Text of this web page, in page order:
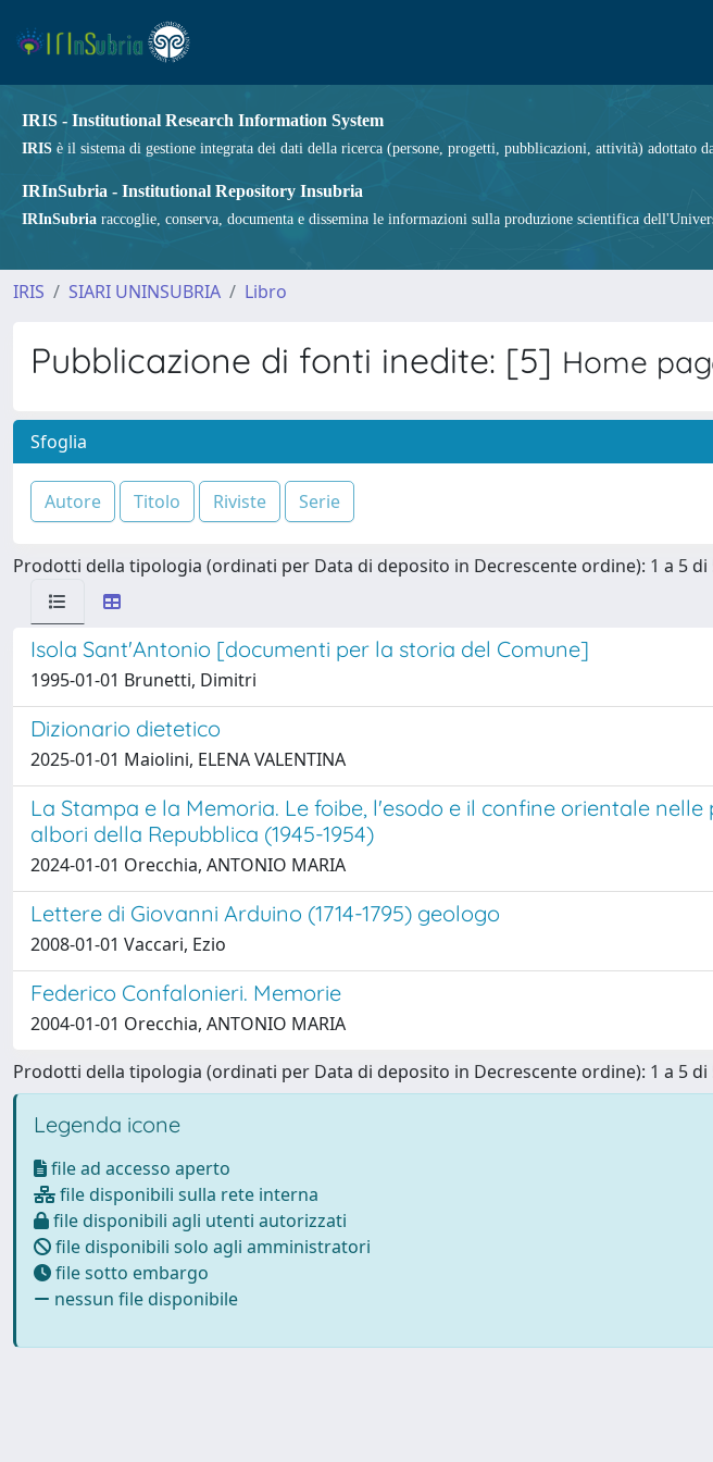
IRIS - Institutional Research Information System
IRIS è il sistema di gestione integrata dei dati della ricerca (persone, progetti, pubblicazioni, attività) adottato
IRInSubria - Institutional Repository Insubria
IRInSubria raccoglie, conserva, documenta e dissemina le informazioni sulla produzione scientifica
IRIS SIARI UNINSUBRIA Libro
Pubblicazione di fonti inedite: [5] Home
Sfoglia
Prodotti della tipologia (ordinati per Data di deposito in Decrescente ordine): 1 a 5 di
Isola Sant'Antonio [documenti per la storia del Comune]
1995-01-01 Brunetti, Dimitri
Dizionario dietetico
2025-01-01 Maiolini, ELENA VALENTINA
La Stampa e la Memoria. Le foibe, l'esodo e il confine orientale
albori della Repubblica (1945-1954)
2024-01-01 Orecchia, ANTONIO MARIA
Lettere di Giovanni Arduino (1714-1795) geologo
2008-01-01 Vaccari, Ezio
Federico Confalonieri. Memorie
2004-01-01 Orecchia, ANTONIO MARIA
Prodotti della tipologia (ordinati per Data di deposito in Decrescente ordine): 1 a 5 di
Legenda icone
file ad accesso aperto
file disponibili sulla rete interna
file disponibili agli utenti autorizzati
file disponibili solo agli amministratori
file sotto embargo
nessun file disponibile